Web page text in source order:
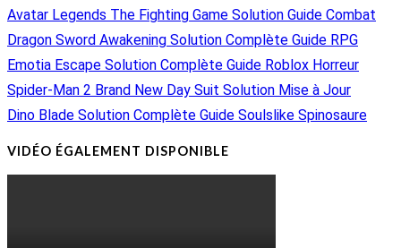
Avatar Legends The Fighting Game Solution Guide Combat
Dragon Sword Awakening Solution Complète Guide RPG
Emotia Escape Solution Complète Guide Roblox Horreur
Spider-Man 2 Brand New Day Suit Solution Mise à Jour
Dino Blade Solution Complète Guide Soulslike Spinosaure
VIDÉO ÉGALEMENT DISPONIBLE